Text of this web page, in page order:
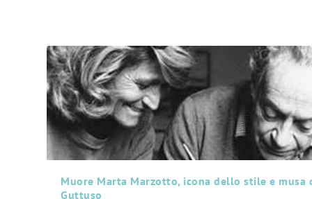
Muore Marta Marzotto, icona dello stile e musa
Guttuso